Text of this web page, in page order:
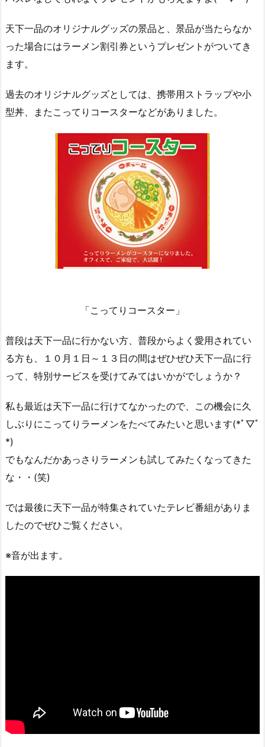
天下一品のオリジナルグッズの景品と、景品が当たらなか
った場合にはラーメン割引券というプレゼントがついてき
ます。
過去のオリジナルグッズとしては、携帯用ストラップや小
型丼、またこってりコースターなどがありました。
「こってりコースター」
普段は天下一品に行かない方、普段からよく愛用されてい
る方も、１０月１日～１３日の間はぜひぜひ天下一品に行
って、特別サービスを受けてみてはいかがでしょうか？
私も最近は天下一品に行けてなかったので、この機会に久
しぶりにこってりラーメンをたべてみたいと思います(*ﾟ▽ﾟ
*)
でもなんだかあっさりラーメンも試してみたくなってきた
な・・(笑)
では最後に天下一品が特集されていたテレビ番組がありま
したのでぜひご覧ください。
※音が出ます。